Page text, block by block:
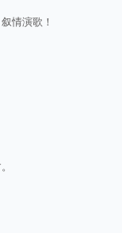
情演歌！